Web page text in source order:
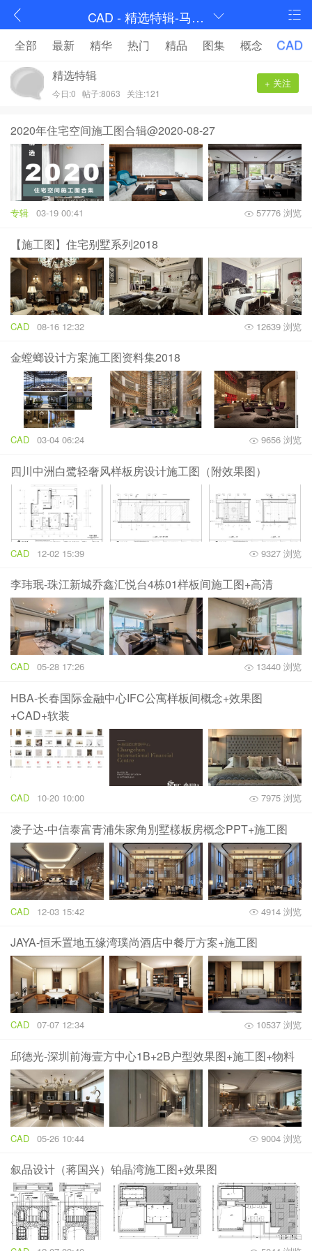
CAD - 精选特辑-马蹄室内设计论坛-序赞网
全部 最新 精华 热门 精品 图集 概念 CAD
精选特辑
今日:0 帖子:8063 关注:121
+ 关注
2020年住宅空间施工图合辑@2020-08-27
专辑 03-19 00:41 57776 浏览
【施工图】住宅别墅系列2018
CAD 08-16 12:32 12639 浏览
金螳螂设计方案施工图资料集2018
CAD 03-04 06:24 9656 浏览
四川中洲白鹭轻奢风样板房设计施工图（附效果图）
CAD 12-02 15:39 9327 浏览
李玮珉-珠江新城乔鑫汇悦台4栋01样板间施工图+高清
CAD 05-28 17:26 13440 浏览
HBA-长春国际金融中心IFC公寓样板间概念+效果图
+CAD+软装
CAD 10-20 10:00 7975 浏览
凌子达-中信泰富青浦朱家角別墅樣板房概念PPT+施工图
CAD 12-03 15:42 4914 浏览
JAYA-恒禾置地五缘湾璞尚酒店中餐厅方案+施工图
CAD 07-07 12:34 10537 浏览
邱德光-深圳前海壹方中心1B+2B户型效果图+施工图+物料
CAD 05-26 10:44 9004 浏览
叙品设计（蒋国兴）铂晶湾施工图+效果图